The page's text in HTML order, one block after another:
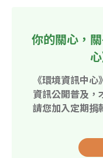
你的關心，
《環境資訊中
資訊公開普及，
請您加入定期捐